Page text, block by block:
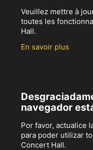
Veuillez mettre à
toutes les
Hall.
En savoir plus
navegador
Por favor, actualice
para poder utilizar
Concert Hall.